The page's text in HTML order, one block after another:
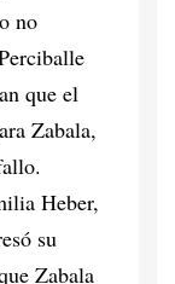
no
que el
Zabala,
Heber,
su
Zabala